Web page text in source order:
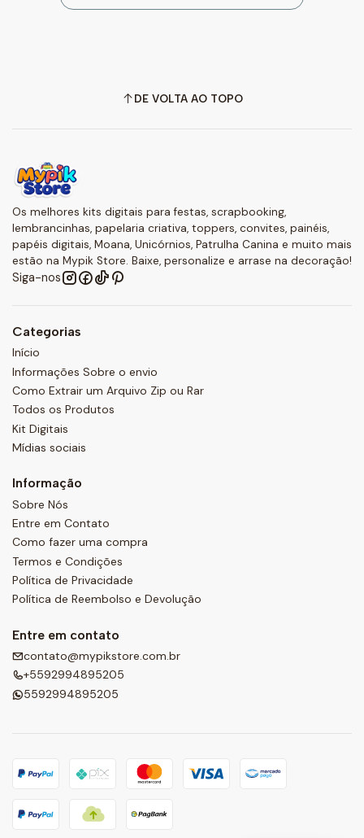
DE VOLTA AO TOPO
Os melhores kits digitais para festas, scrapbooking,
lembrancinhas, papelaria criativa, toppers, convites, painéis,
papéis digitais, Moana, Unicórnios, Patrulha Canina e muito mais
estão na Mypik Store. Baixe, personalize e arrase na decoração!
Siga-nos
Categorias
Início
Informações Sobre o envio
Como Extrair um Arquivo Zip ou Rar
Todos os Produtos
Kit Digitais
Mídias sociais
Informação
Sobre Nós
Entre em Contato
Como fazer uma compra
Termos e Condições
Política de Privacidade
Política de Reembolso e Devolução
Entre em contato
contato@mypikstore.com.br
+5592994895205
5592994895205